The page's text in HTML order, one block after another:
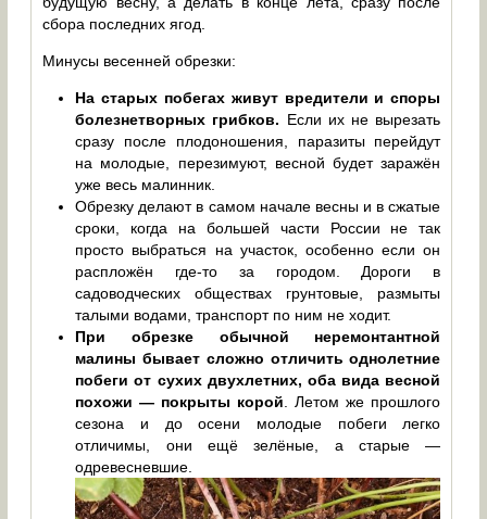
сбора последних ягод.
Минусы весенней обрезки:
На старых побегах живут вредители и споры
болезнетворных грибков. Если их не вырезать
сразу после плодоношения, паразиты перейдут
на молодые, перезимуют, весной будет заражён
уже весь малинник.
Обрезку делают в самом начале весны и в сжатые
сроки, когда на большей части России не так
просто выбраться на участок, особенно если он
распложён где-то за городом. Дороги в
садоводческих обществах грунтовые, размыты
талыми водами, транспорт по ним не ходит.
При обрезке обычной неремонтантной
малины бывает сложно отличить однолетние
побеги от сухих двухлетних, оба вида весной
похожи — покрыты корой . Летом же прошлого
сезона и до осени молодые побеги легко
отличимы, они ещё зелёные, а старые —
одревесневшие.